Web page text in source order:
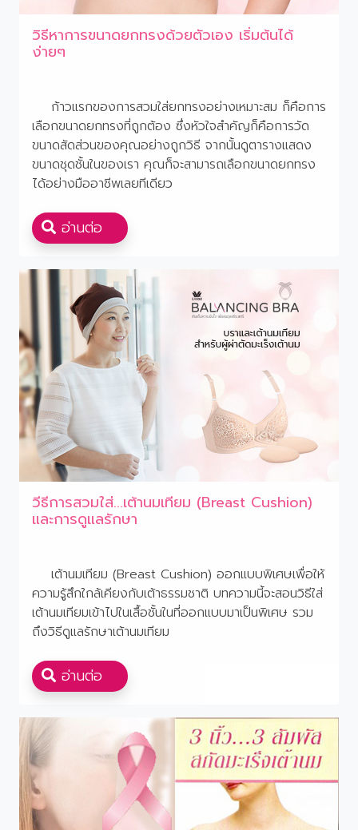
วิธีหาการขนาดยกทรงด้วยตัวเอง เริ่มต้นได้
ง่ายๆ
ก้าวแรกของการสวมใส่ยกทรงอย่างเหมาะสม ก็คือการ
เลือกขนาดยกทรงที่ถูกต้อง ซึ่งหัวใจสําคัญก็คือการวัด
ขนาดสัดส่วนของคุณอย่างถูกวิธี จากนั้นดูตารางแสดง
ขนาดชุดชั้นในของเรา คุณก็จะสามารถเลือกขนาดยกทรง
ได้อย่างมืออาชีพเลยทีเดียว
อ่านต่อ
วีธีการสวมใส่...เต้านมเทียม (Breast Cushion)
และการดูแลรักษา
เต้านมเทียม (Breast Cushion) ออกแบบพิเศษเพื่อให้
ความรู้สึกใกล้เคียงกับเต้าธรรมชาติ บทความนี้จะสอนวิธีใส่
เต้านมเทียมเข้าไปในเสื้อชั้นในที่ออกแบบมาเป็นพิเศษ รวม
ถึงวิธีดูแลรักษาเต้านมเทียม
อ่านต่อ